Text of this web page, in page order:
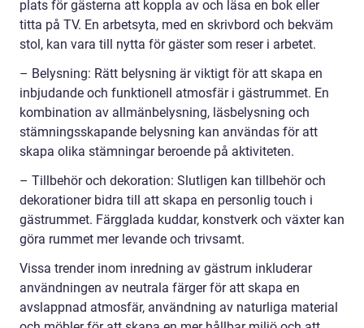
plats för gästerna att koppla av och läsa en bok eller
titta på TV. En arbetsyta, med en skrivbord och bekväm
stol, kan vara till nytta för gäster som reser i arbetet.
– Belysning: Rätt belysning är viktigt för att skapa en
inbjudande och funktionell atmosfär i gästrummet. En
kombination av allmänbelysning, läsbelysning och
stämningsskapande belysning kan användas för att
skapa olika stämningar beroende på aktiviteten.
– Tillbehör och dekoration: Slutligen kan tillbehör och
dekorationer bidra till att skapa en personlig touch i
gästrummet. Färgglada kuddar, konstverk och växter kan
göra rummet mer levande och trivsamt.
Vissa trender inom inredning av gästrum inkluderar
användningen av neutrala färger för att skapa en
avslappnad atmosfär, användning av naturliga material